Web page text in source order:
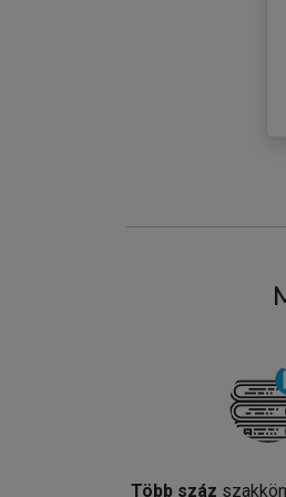
Több száz